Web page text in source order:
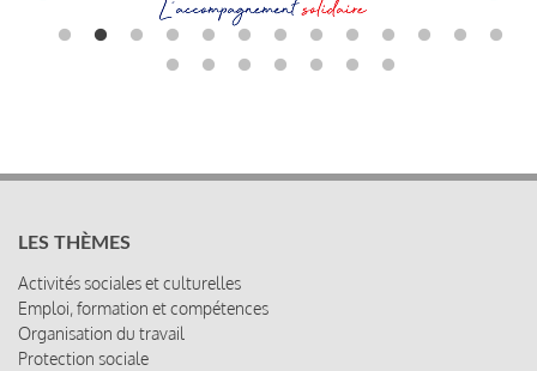
LES THÈMES
Activités sociales et culturelles
Emploi, formation et compétences
Organisation du travail
Protection sociale